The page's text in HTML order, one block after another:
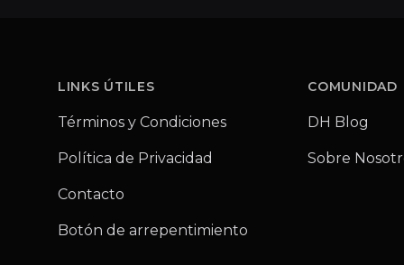
LINKS ÚTILES
Términos y Condiciones
Política de Privacidad
Contacto
Botón de arrepentimiento
COMUNIDAD
DH Blog
Sobre